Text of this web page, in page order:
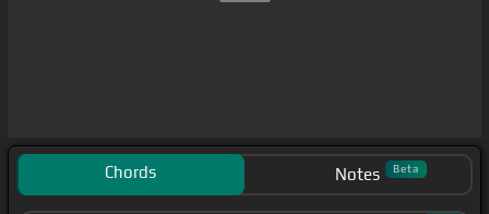
Chords Notes Beta